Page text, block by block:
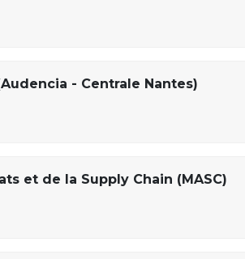
- Centrale Nantes)
et de la Supply Chain (MASC)